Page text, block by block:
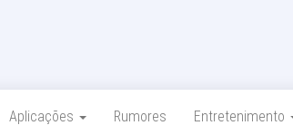
Aplicações Rumores Entretenimento